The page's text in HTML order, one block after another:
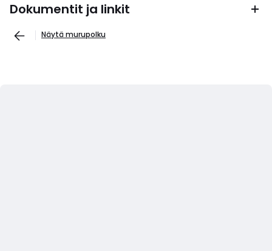
Dokumentit ja linkit
Näytä murupolku